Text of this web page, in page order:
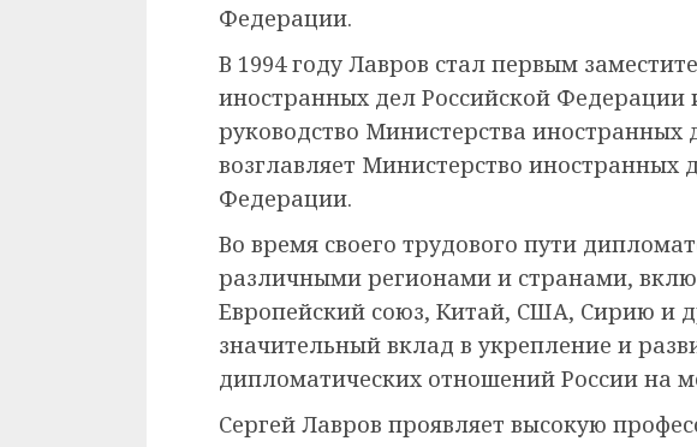
Федерации.
В 1994 году Лавров стал первым
иностранных дел Российской Федерации
руководство Министерства иностранных
возглавляет Министерство иностранных
Федерации.
Во время своего трудового пути
различными регионами и странами,
Европейский союз, Китай, США, Сирию и
значительный вклад в укрепление и
дипломатических отношений России на
Сергей Лавров проявляет высокую